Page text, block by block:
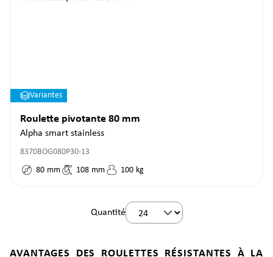
Variantes
Roulette pivotante 80 mm
Alpha smart stainless
8370BOG080P30-13
80 mm 108 mm 100 kg
Quantité
AVANTAGES DES ROULETTES RÉSISTANTES À LA